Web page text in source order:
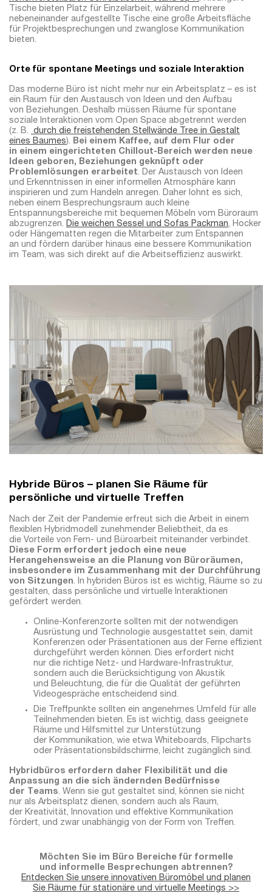
Tische bieten Platz für Einzelarbeit, während mehrere
nebeneinander aufgestellte Tische eine große Arbeitsfläche
für Projektbesprechungen und zwanglose Kommunikation
bieten.
Orte für spontane Meetings und soziale Interaktion
Das moderne Büro ist nicht mehr nur ein Arbeitsplatz – es ist
ein Raum für den Austausch von Ideen und den Aufbau
von Beziehungen. Deshalb müssen Räume für spontane
soziale Interaktionen vom Open Space abgetrennt werden
(z. B.
durch die freistehenden Stellwände Tree in Gestalt
eines Baumes). Bei einem Kaffee, auf dem Flur oder
in einem eingerichteten Chillout-Bereich werden neue
Ideen geboren, Beziehungen geknüpft oder
Problemlösungen erarbeitet. Der Austausch von Ideen
und Erkenntnissen in einer informellen Atmosphäre kann
inspirieren und zum Handeln anregen. Daher lohnt es sich,
neben einem Besprechungsraum auch kleine
Entspannungsbereiche mit bequemen Möbeln vom Büroraum
abzugrenzen. Die weichen Sessel und Sofas Packman, Hocker
oder Hängematten regen die Mitarbeiter zum Entspannen
an und fördern darüber hinaus eine bessere Kommunikation
im Team, was sich direkt auf die Arbeitseffizienz auswirkt.
Hybride Büros – planen Sie Räume für
persönliche und virtuelle Treffen
Nach der Zeit der Pandemie erfreut sich die Arbeit in einem
flexiblen Hybridmodell zunehmender Beliebtheit, da es
die Vorteile von Fern- und Büroarbeit miteinander verbindet.
Diese Form erfordert jedoch eine neue
Herangehensweise an die Planung von Büroräumen,
insbesondere im Zusammenhang mit der Durchführung
von Sitzungen. In hybriden Büros ist es wichtig, Räume so zu
gestalten, dass persönliche und virtuelle Interaktionen
gefördert werden.
Online-Konferenzorte sollten mit der notwendigen
Ausrüstung und Technologie ausgestattet sein, damit
Konferenzen oder Präsentationen aus der Ferne effizient
durchgeführt werden können. Dies erfordert nicht
nur die richtige Netz- und Hardware-Infrastruktur,
sondern auch die Berücksichtigung von Akustik
und Beleuchtung, die für die Qualität der geführten
Videogespräche entscheidend sind.
Die Treffpunkte sollten ein angenehmes Umfeld für alle
Teilnehmenden bieten. Es ist wichtig, dass geeignete
Räume und Hilfsmittel zur Unterstützung
der Kommunikation, wie etwa Whiteboards, Flipcharts
oder Präsentationsbildschirme, leicht zugänglich sind.
Hybridbüros erfordern daher Flexibilität und die
Anpassung an die sich ändernden Bedürfnisse
der Teams. Wenn sie gut gestaltet sind, können sie nicht
nur als Arbeitsplatz dienen, sondern auch als Raum,
der Kreativität, Innovation und effektive Kommunikation
fördert, und zwar unabhängig von der Form von Treffen.
Möchten Sie im Büro Bereiche für formelle
und informelle Besprechungen abtrennen?
Entdecken Sie unsere innovativen Büromöbel und planen
Sie Räume für stationäre und virtuelle Meetings >>